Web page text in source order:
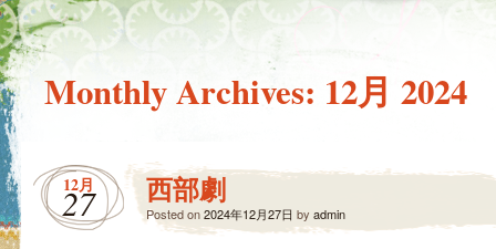
Monthly Archives: 12月 2024
12月
27 西部劇
Posted on2024年12月27日 by admin